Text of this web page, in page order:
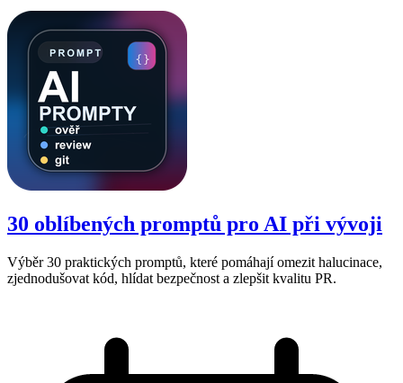
30 oblíbených promptů pro AI při vývoji
Výběr 30 praktických promptů, které pomáhají omezit halucinace,
zjednodušovat kód, hlídat bezpečnost a zlepšit kvalitu PR.